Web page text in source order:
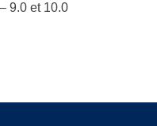
9.0 et 10.0